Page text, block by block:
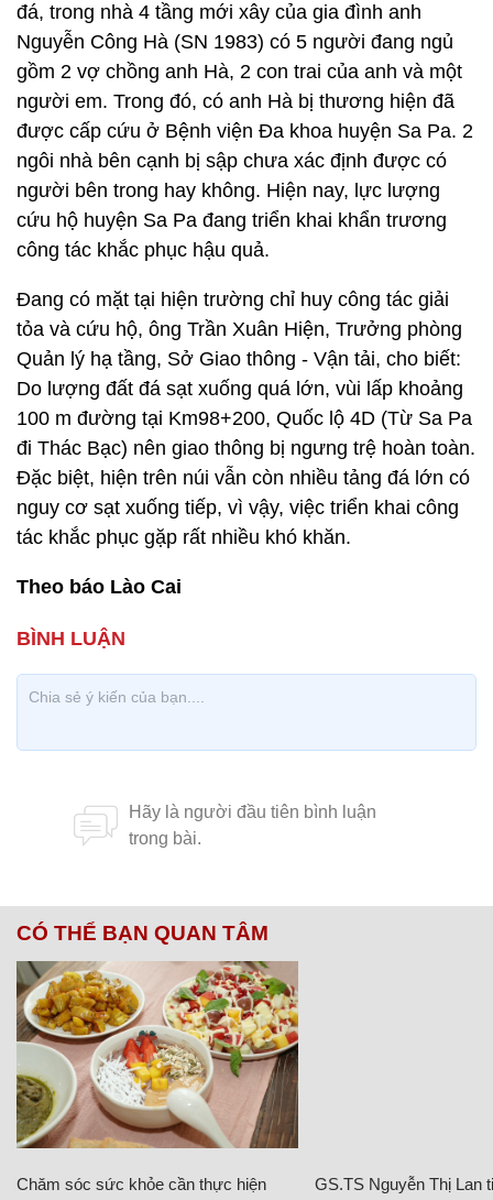
đá, trong nhà 4 tầng mới xây của gia đình anh
Nguyễn Công Hà (SN 1983) có 5 người đang ngủ
gồm 2 vợ chồng anh Hà, 2 con trai của anh và một
người em. Trong đó, có anh Hà bị thương hiện đã
được cấp cứu ở Bệnh viện Đa khoa huyện Sa Pa. 2
ngôi nhà bên cạnh bị sập chưa xác định được có
người bên trong hay không. Hiện nay, lực lượng
cứu hộ huyện Sa Pa đang triển khai khẩn trương
công tác khắc phục hậu quả.
Đang có mặt tại hiện trường chỉ huy công tác giải
tỏa và cứu hộ, ông Trần Xuân Hiện, Trưởng phòng
Quản lý hạ tầng, Sở Giao thông - Vận tải, cho biết:
Do lượng đất đá sạt xuống quá lớn, vùi lấp khoảng
100 m đường tại Km98+200, Quốc lộ 4D (Từ Sa Pa
đi Thác Bạc) nên giao thông bị ngưng trệ hoàn toàn.
Đặc biệt, hiện trên núi vẫn còn nhiều tảng đá lớn có
nguy cơ sạt xuống tiếp, vì vậy, việc triển khai công
tác khắc phục gặp rất nhiều khó khăn.
Theo báo Lào Cai
CÓ THỂ BẠN QUAN TÂM
Chăm sóc sức khỏe cần thực hiện
GS.TS Nguyễn Thị Lan